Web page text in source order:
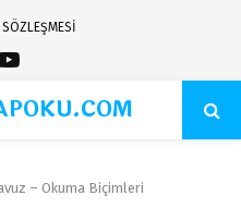
Youtube
– Okuma Biçimleri